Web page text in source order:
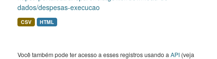
dados/despesas-execucao
CSV HTML
Você também pode ter acesso a esses registros usando a API (veja